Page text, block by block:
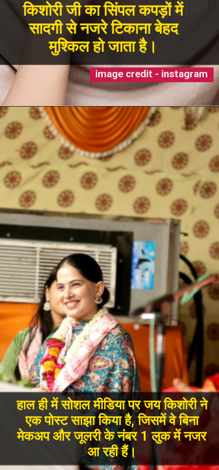
किशोरी जी का सिंपल कपड़ों में
सादगी से नजरे टिकाना बेहद
image credit - instagram
हाल ही में सोशल मीडिया पर जय किशोरी ने
एक पोस्ट साझा किया है, जिसमें वे बिना
मेकअप और जूलरी के नंबर 1 लुक में नजर
आ रही हैं।